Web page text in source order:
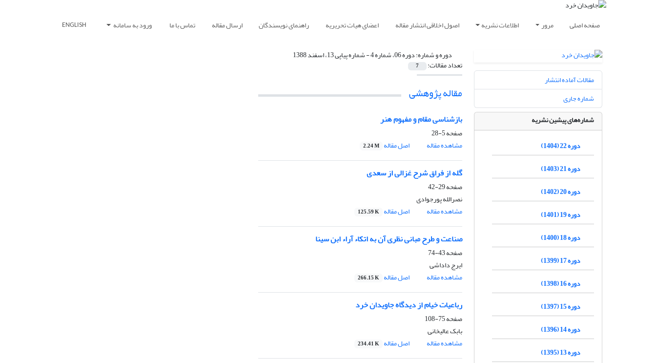
صفحه اصلی مرور اطلاعات نشریه اصول اخلاقی انتشار مقاله اعضای هیات تحریریه راهنمای نویسندگان ارسال مقاله تماس با ما ورود به سامانه ENGLISH
دوره و شماره:دوره 06، شماره 4 - شماره پیاپی 13، اسفند 1388
تعداد مقالات: 7
مقاله پژوهشی
بازشناسی مقام و مفهوم هنر
صفحه5-28
مشاهده مقاله
اصل مقاله 2.24 M
گله از فراق شرح غزالی از سعدی
صفحه29-42
نصرالله پورجوادی
مشاهده مقاله
اصل مقاله 125.59 K
صناعت و طرح مبانی نظری آن به اتکاء آراء ابن سینا
صفحه43-74
ایرج داداشی
مشاهده مقاله
اصل مقاله 266.15 K
رباعیات خیام از دیدگاه جاویدان خرد
صفحه75-108
بابک عالیخانی
مشاهده مقاله
اصل مقاله 234.41 K
مقالات آماده انتشار
شماره جاری
شماره‌های پیشین نشریه
دوره 22 (1404)
دوره 21 (1403)
دوره 20 (1402)
دوره 19 (1401)
دوره 18 (1400)
دوره 17 (1399)
دوره 16 (1398)
دوره 15 (1397)
دوره 14 (1396)
دوره 13 (1395)